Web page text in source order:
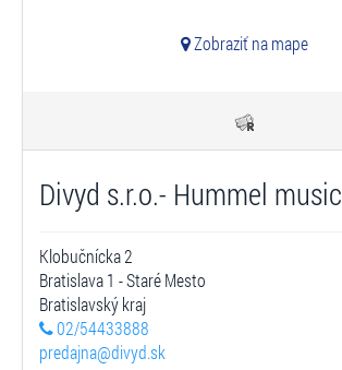
Zobraziť na mape
Divyd s.r.o.- Hummel music
Klobučnícka 2
Bratislava 1 - Staré Mesto
Bratislavský kraj
02/54433888
predajna@divyd.sk